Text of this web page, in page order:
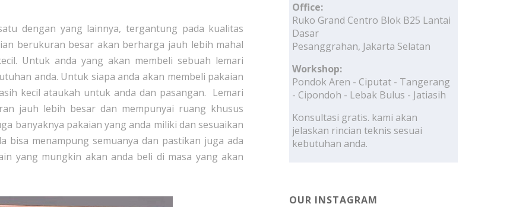
dengan yang lainnya, tergantung pada kualitas
berukuran besar akan berharga jauh lebih mahal
Untuk anda yang akan membeli sebuah lemari
anda. Untuk siapa anda akan membeli pakaian
kecil ataukah untuk anda dan pasangan. Lemari
jauh lebih besar dan mempunyai ruang khusus
banyaknya pakaian yang anda miliki dan sesuaikan
bisa menampung semuanya dan pastikan juga ada
yang mungkin akan anda beli di masa yang akan
Office:
Ruko Grand Centro Blok B25 Lantai
Dasar
Pesanggrahan, Jakarta Selatan
Workshop:
Pondok Aren - Ciputat - Tangerang
- Cipondoh - Lebak Bulus - Jatiasih
Konsultasi gratis. kami akan
jelaskan rincian teknis sesuai
kebutuhan anda.
OUR INSTAGRAM